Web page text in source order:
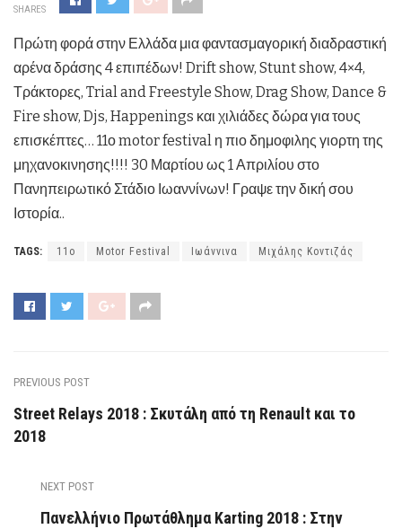
SHARES
Πρώτη φορά στην Ελλάδα μια φαντασμαγορική διαδραστική
αρένα δράσης 4 επιπέδων! Drift show, Stunt show, 4×4,
Τράκτορες, Trial and Freestyle Show, Drag Show, Dance &
Fire show, Djs, Happenings και χιλιάδες δώρα για τους
επισκέπτες… 11ο motor festival η πιο δημοφιλης γιορτη της
μηχανοκινησης!!!! 30 Μαρτίου ως 1 Απριλίου στο
Πανηπειρωτικό Στάδιο Ιωαννίνων! Γραψε την δική σου
Ιστορία..
TAGS: 11o Motor Festival Ιωάννινα Μιχάλης Κοντιζάς
PREVIOUS POST
Street Relays 2018 : Σκυτάλη από τη Renault και το
2018
NEXT POST
Πανελλήνιο Πρωτάθλημα Karting 2018 : Στην